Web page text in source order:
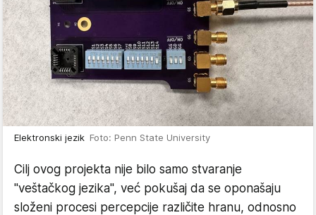
Elektronski jezik Foto: Penn State University
Cilj ovog projekta nije bilo samo stvaranje
"veštačkog jezika", već pokušaj da se oponašaju
složeni procesi percepcije različite hranu, odnosno